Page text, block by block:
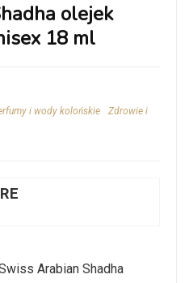
olejek
18 ml
i wody kolońskie
Zdrowie i
Arabian Shadha